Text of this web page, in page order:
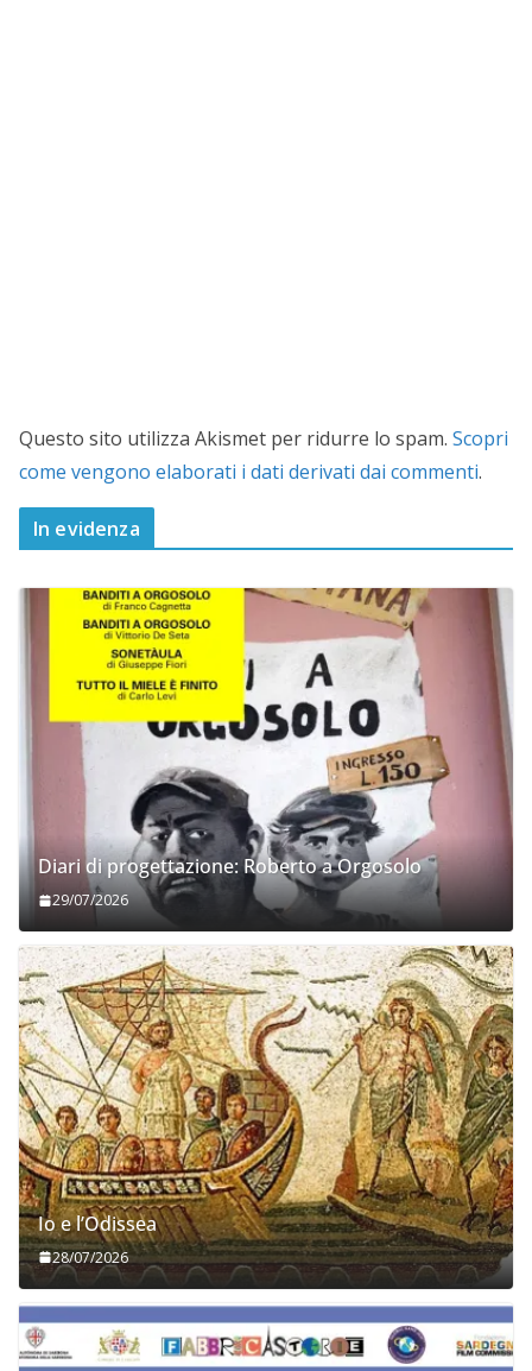
Questo sito utilizza Akismet per ridurre lo spam. Scopri
come vengono elaborati i dati derivati dai commenti.
In evidenza
Diari di progettazione: Roberto a Orgosolo
29/07/2026
Io e l’Odissea
28/07/2026